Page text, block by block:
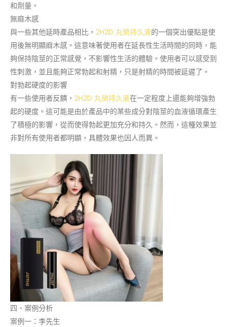
和劑量。
無麻木感
與一些其他延時產品相比， 2H2D 丸榮持久液的一個突出優點是使
用後無明顯麻木感。這意味著使用者在延長性生活時間的同時，能
夠保持陰莖的正常感覺，不影響性生活的體驗。使用者可以感受到
性刺激，並且能夠正常勃起和射精，只是射精的時間被延遲了。
對勃起硬度的影響
有一些使用者反饋， 2H2D 丸榮持久液在一定程度上還能夠增強勃
起的硬度。這可能是由於產品中的某些成分對陰莖的血液循環產生
了積極的影響，從而使得勃起更加充分和持久。然而，這種效果並
非對所有使用者都明顯，具體效果也因人而異。
四、案例分析
案例一：李先生